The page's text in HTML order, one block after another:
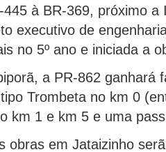
à BR-369, próximo a
executivo de
no 5º ano e iniciada a
a PR-862 ganhará
Trombeta no km 0
km 1 e km 5 e uma
obras em Jataizinho